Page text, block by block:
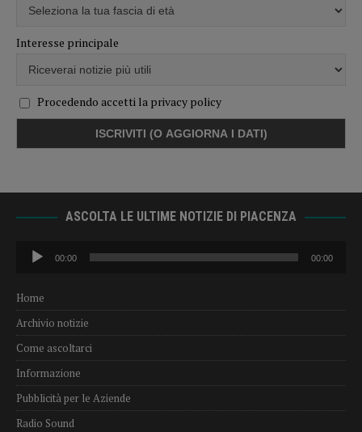
Interesse principale
Procedendo accetti la privacy policy
ASCOLTA LE ULTIME NOTIZIE DI PIACENZA
Audio
Player
00:00 00:00
Home
Archivio notizie
Come ascoltarci
Informazione
Pubblicità per le Aziende
Radio Sound